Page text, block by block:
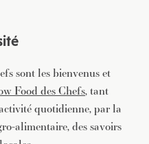
sont les bienvenus et
Food des Chefs, tant
quotidienne, par la
alimentaire, des savoirs